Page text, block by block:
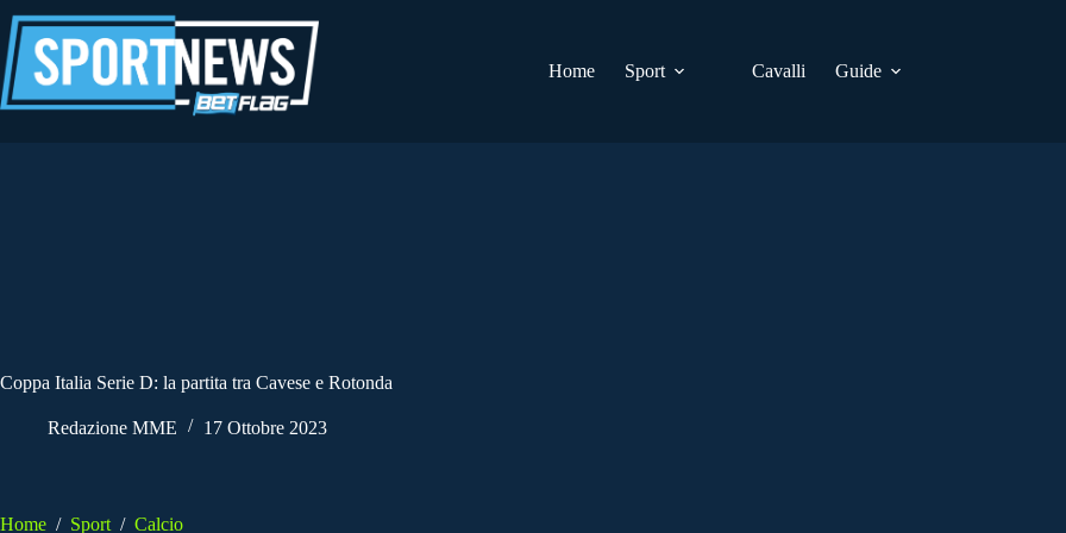
al
contenuto
Home
Sport Cavalli Guide
Coppa Italia Serie D: la partita tra Cavese e Rotonda
Redazione MME 17 Ottobre 2023
Home / Sport / Calcio